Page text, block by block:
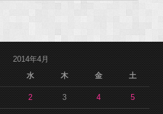
2014年4月
水 木 金 土
2 3 4 5